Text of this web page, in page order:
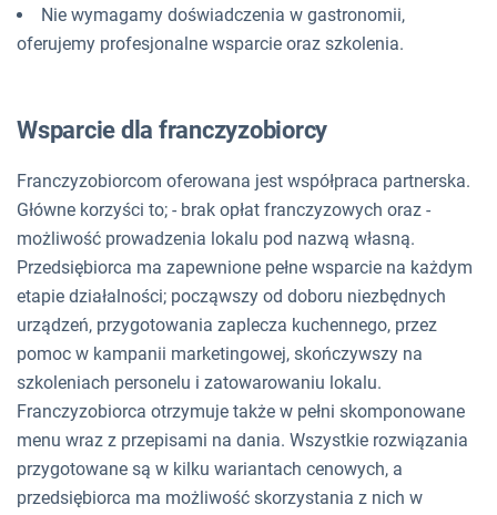
Nie wymagamy doświadczenia w gastronomii,
oferujemy profesjonalne wsparcie oraz szkolenia.
Wsparcie dla franczyzobiorcy
Franczyzobiorcom oferowana jest współpraca partnerska.
Główne korzyści to; - brak opłat franczyzowych oraz -
możliwość prowadzenia lokalu pod nazwą własną.
Przedsiębiorca ma zapewnione pełne wsparcie na każdym
etapie działalności; począwszy od doboru niezbędnych
urządzeń, przygotowania zaplecza kuchennego, przez
pomoc w kampanii marketingowej, skończywszy na
szkoleniach personelu i zatowarowaniu lokalu.
Franczyzobiorca otrzymuje także w pełni skomponowane
menu wraz z przepisami na dania. Wszystkie rozwiązania
przygotowane są w kilku wariantach cenowych, a
przedsiębiorca ma możliwość skorzystania z nich w